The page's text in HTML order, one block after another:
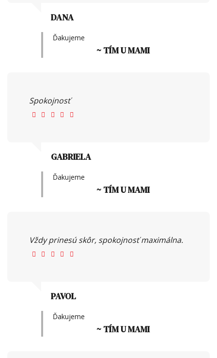
DANA
Ďakujeme
~ TÍM U MAMI
Spokojnosť
GABRIELA
Ďakujeme
~ TÍM U MAMI
Vždy prinesú skôr, spokojnosť maximálna.
PAVOL
Ďakujeme
~ TÍM U MAMI